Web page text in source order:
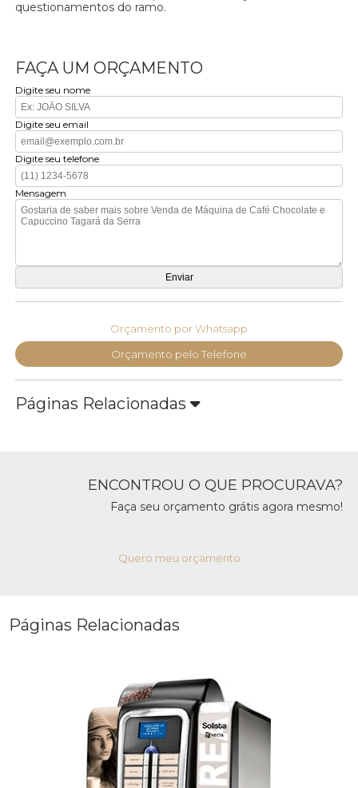
questionamentos do ramo.
FAÇA UM ORÇAMENTO
Digite seu nome
Digite seu email
Digite seu telefone
Mensagem
Orçamento por Whatsapp
Orçamento pelo Telefone
Páginas Relacionadas
ENCONTROU O QUE PROCURAVA?
Faça seu orçamento grátis agora mesmo!
Quero meu orçamento
Páginas Relacionadas